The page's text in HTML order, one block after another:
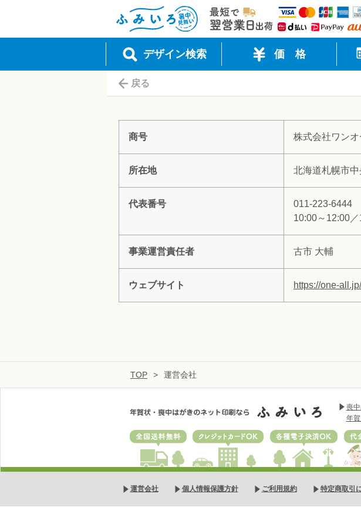
ふみいろ年賀状（暑中見舞い）
最短で翌営業日出荷クレジット（
デザイン検索 価 格
戻る
商号 株式会社ワン
所在地 北海道札幌市
代表番号
011-223-6444
10:00～12:00
事業運営責任者 古市 大輔
ウェブサイト https://one-all.jp/
TOP > 運営会社
喪中
年
全国送料無料 クレジットカードOK各種電子決済 OK 代
運営会社 個人情報保護方針 ご利用規約 特定商取引